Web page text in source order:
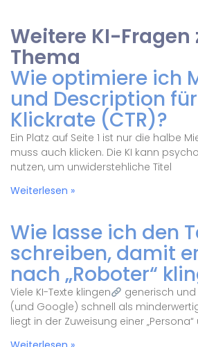
Weitere KI-Fragen
Thema
Wie optimiere ich
und Description
Klickrate (CTR)?
Ein Platz auf Seite 1 ist nur die halbe
muss auch klicken. Die KI kann
nutzen, um unwiderstehliche Titel
Weiterlesen »
Wie lasse ich den
schreiben, damit
nach „Roboter“
Viele KI-Texte klingen
generisch
(und Google) schnell als
liegt in der Zuweisung einer